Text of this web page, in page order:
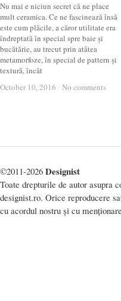
Nu mai e niciun secret că ne place
mult ceramica. Ce ne fascinează însă
este cum plăcile, a căror utilitate era
îndreptată în special spre baie și
bucătărie, au trecut prin atâtea
metamorfoze, în special de pattern și
textură, încât
October 10, 2016 / No comments
October 10, 2016 / No comments
©2011-2026 Designist
Toate drepturile de autor asupra
designist.ro. Orice reproducere
cu acordul nostru și cu